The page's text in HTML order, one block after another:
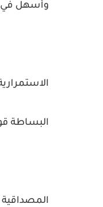
وأسهل في
البساطة